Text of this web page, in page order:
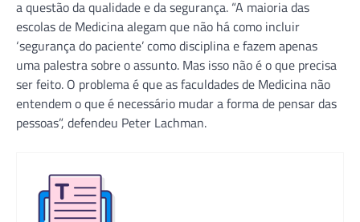
a questão da qualidade e da segurança. “A maioria das
escolas de Medicina alegam que não há como incluir
‘segurança do paciente’ como disciplina e fazem apenas
uma palestra sobre o assunto. Mas isso não é o que precisa
ser feito. O problema é que as faculdades de Medicina não
entendem o que é necessário mudar a forma de pensar das
pessoas”, defendeu Peter Lachman.